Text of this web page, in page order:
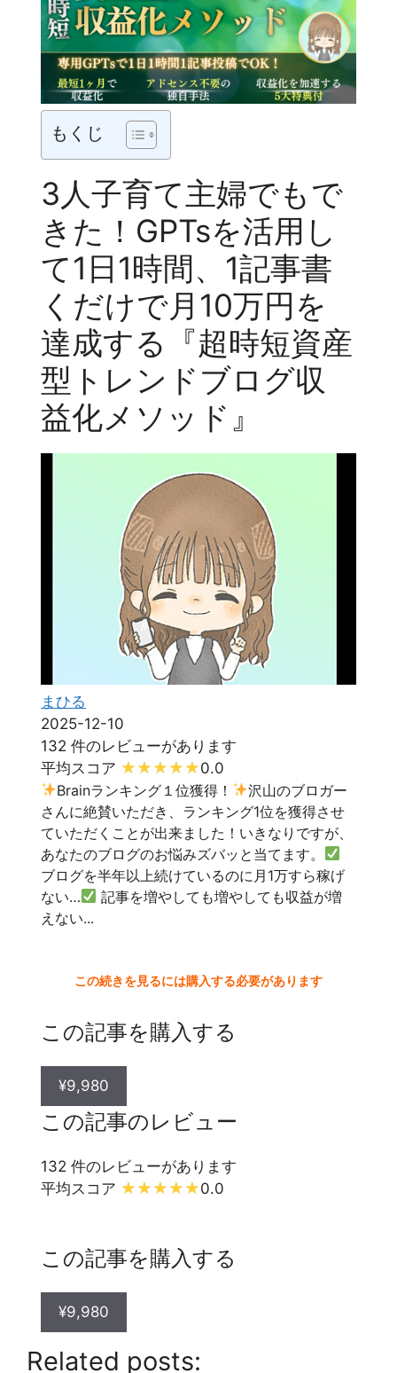
もくじ
3人子育て主婦でもで
きた！GPTsを活用し
て1日1時間、1記事書
くだけで月10万円を
達成する『超時短資産
型トレンドブログ収
益化メソッド』
まひる
2025-12-10
132 件のレビューがあります
平均スコア
0.0
Brainランキング１位獲得！
沢山のブロガー
さんに絶賛いただき、ランキング1位を獲得させ
ていただくことが出来ました！いきなりですが、
あなたのブログのお悩みズバッと当てます。
ブログを半年以上続けているのに月1万すら稼げ
ない…
記事を増やしても増やしても収益が増
えない...
この続きを見るには購入する必要があります
この記事を購入する
¥9,980
この記事のレビュー
132 件のレビューがあります
平均スコア
0.0
この記事を購入する
¥9,980
Related posts: